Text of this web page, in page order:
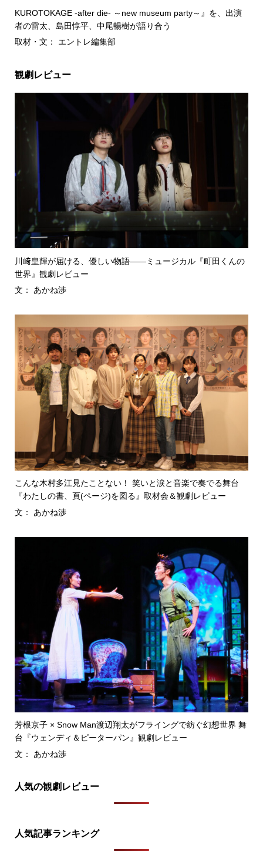
KUROTOKAGE -after die- ～new museum party～』を、出演
者の雷太、島田惇平、中尾暢樹が語り合う
取材・文： エントレ編集部
観劇レビュー
川﨑皇輝が届ける、優しい物語――ミュージカル『町田くんの
世界』観劇レビュー
文： あかね渉
こんな木村多江見たことない！ 笑いと涙と音楽で奏でる舞台
『わたしの書、頁(ページ)を図る』取材会＆観劇レビュー
文： あかね渉
芳根京子 × Snow Man渡辺翔太がフライングで紡ぐ幻想世界 舞
台『ウェンディ＆ピーターパン』観劇レビュー
文： あかね渉
人気の観劇レビュー
人気記事ランキング